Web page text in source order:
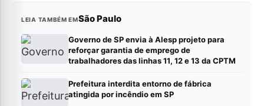
LEIA TAMBÉM EMSão Paulo
Governo de SP envia à Alesp projeto para
reforçar garantia de emprego de
trabalhadores das linhas 11, 12 e 13 da CPTM
Prefeitura interdita entorno de fábrica
atingida por incêndio em SP